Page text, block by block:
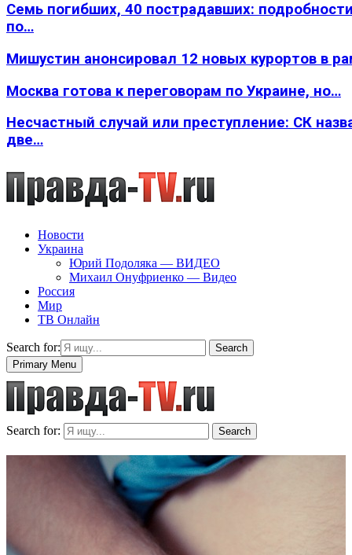
Семь погибших, 40 пострадавших:
по…
Мишустин анонсировал 12 новых курортов в
Москва готова к переговорам по Украине, но…
Несчастный случай или преступление: СК
две…
Новости
Украина
Юрий Подоляка — ВИДЕО
Михаил Онуфриенко — Видео
Россия
Мир
ТВ Онлайн
Search for:
Search
Primary Menu
Search for: Search